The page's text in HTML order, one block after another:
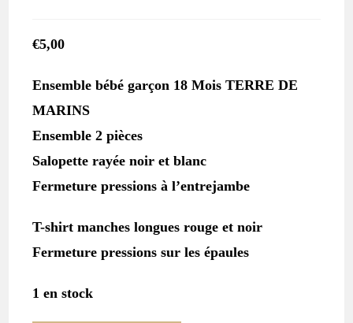
€5,00
Ensemble bébé garçon 18 Mois TERRE DE
MARINS
Ensemble 2 pièces
Salopette rayée noir et blanc
Fermeture pressions à l’entrejambe
T-shirt manches longues rouge et noir
Fermeture pressions sur les épaules
1 en stock